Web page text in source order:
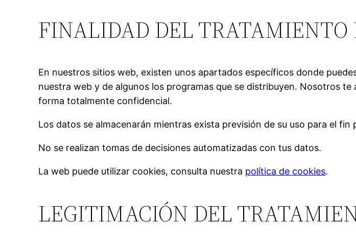
FINALIDAD DEL TRATAMIENTO
En nuestros sitios web, existen unos apartados específicos donde
nuestra web y de algunos los programas que se distribuyen. Nosotros
forma totalmente confidencial.
Los datos se almacenarán mientras exista previsión de su uso para el fin
No se realizan tomas de decisiones automatizadas con tus datos.
La web puede utilizar cookies, consulta nuestra política de cookies.
LEGITIMACIÓN DEL